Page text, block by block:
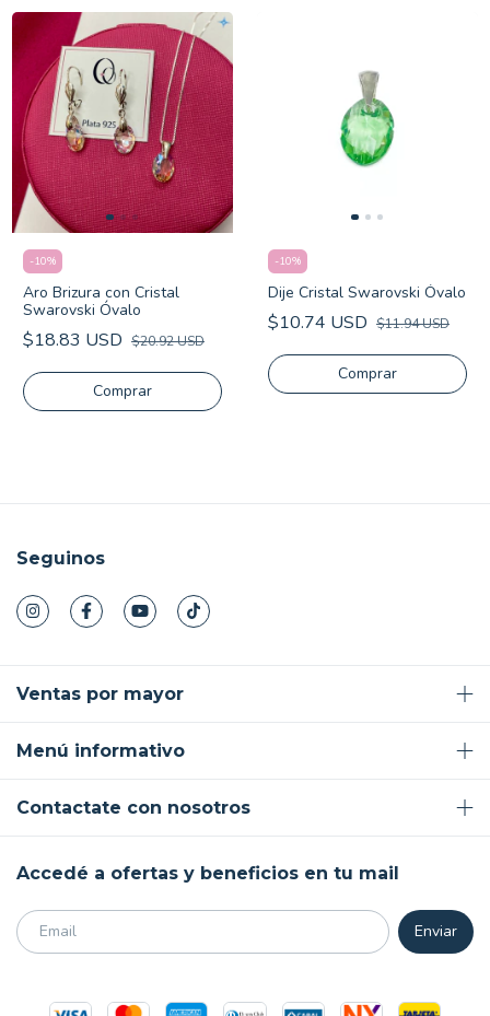
-10%
Aro Brizura con Cristal
Swarovski Óvalo
$18.83 USD $20.92 USD
-10%
Dije Cristal Swarovski Óvalo
$10.74 USD $11.94 USD
Seguinos
Ventas por mayor
Menú informativo
Contactate con nosotros
Accedé a ofertas y beneficios en tu mail